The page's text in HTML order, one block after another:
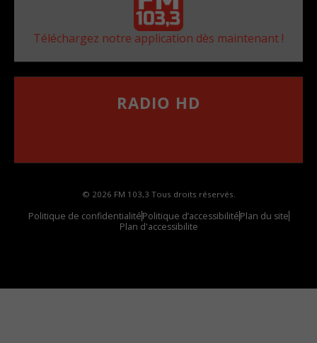
Téléchargez notre application dès maintenant !
RADIO HD
© 2026 FM 103,3 Tous droits réservés.
Politique de confidentialitéPolitique d’accessibilitéPlan du site
Plan d'accessibilite